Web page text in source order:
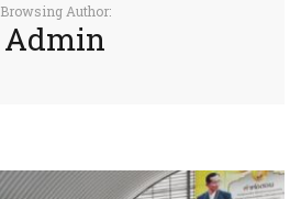
Browsing Author:
Admin